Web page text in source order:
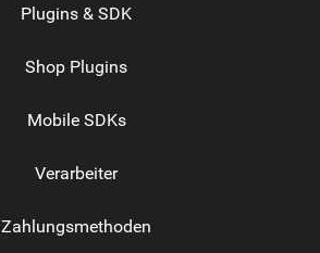
Plugins & SDK
Shop Plugins
Mobile SDKs
Verarbeiter
Zahlungsmethoden